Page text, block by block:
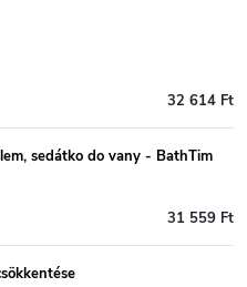
32 614 Ft
sedátko do vany - BathTim
31 559 Ft